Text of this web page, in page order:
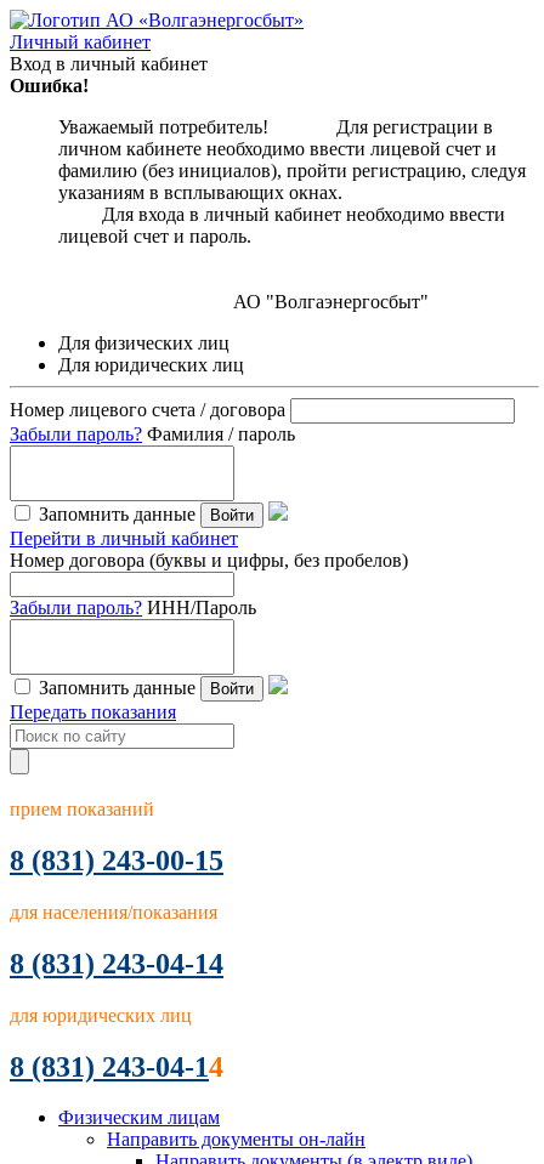
Личный кабинет
Вход в личный кабинет
Ошибка!
Уважаемый потребитель! Для регистрации в
личном кабинете необходимо ввести лицевой счет и
фамилию (без инициалов), пройти регистрацию, следуя
указаниям в всплывающих окнах.
Для входа в личный кабинет необходимо ввести
лицевой счет и пароль.
АО "Волгаэнергосбыт"
Для физических лиц
Для юридических лиц
Номер лицевого счета / договора
Забыли пароль? Фамилия / пароль
Запомнить данные Войти
Перейти в личный кабинет
Номер договора (буквы и цифры, без пробелов)
Забыли пароль? ИНН/Пароль
Запомнить данные Войти
Передать показания
прием показаний
8 (831) 243-00-15
для населения/показания
8 (831) 243-04-14
для юридических лиц
8 (831) 243-04-14
Физическим лицам
Направить документы он-лайн